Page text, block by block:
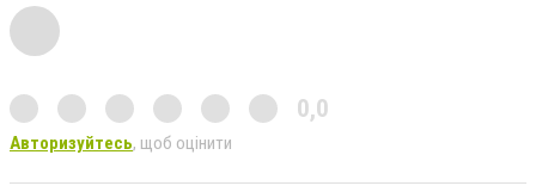
0,0
Авторизуйтесь, щоб оцінити